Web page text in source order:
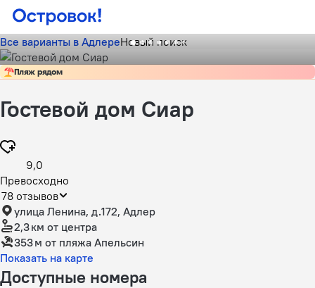
Все варианты в АдлереНовый поиск
Пляж рядом
Гостевой дом Сиар
9,0
Превосходно
78 отзывов
улица Ленина, д.172, Адлер
2,3 км от центра
353 м от пляжа Апельсин
Показать на карте
Доступные номера